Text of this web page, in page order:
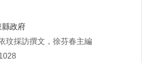
縣政府
玟採訪撰文，徐芬春主編